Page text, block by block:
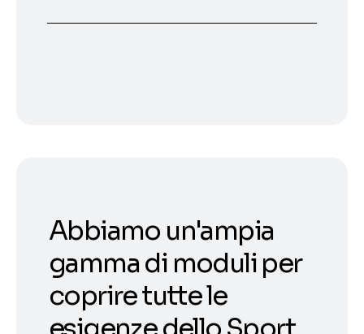
Abbiamo un'ampia
gamma di moduli per
coprire tutte le